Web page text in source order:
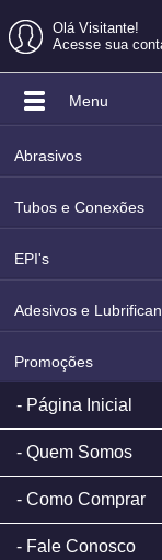
Olá Visitante!
Acesse sua
Menu
Abrasivos
Tubos e Conexões
EPI's
Adesivos e
Promoções
Página Inicial
Quem Somos
Como Comprar
Fale Conosco